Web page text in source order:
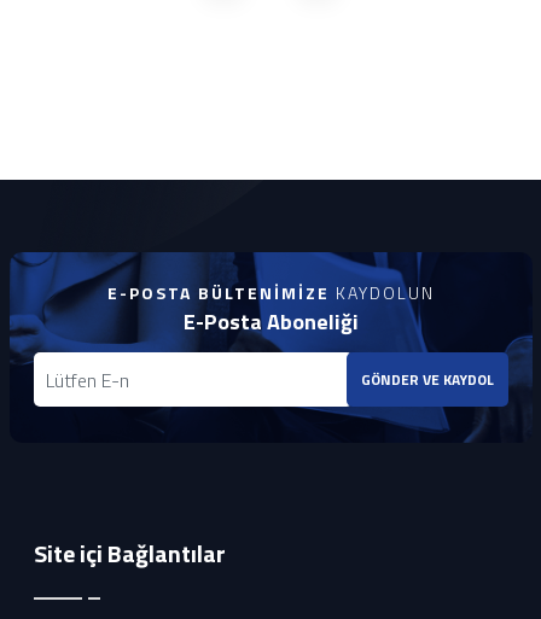
E-POSTA BÜLTENIMIZE KAYDOLUN
E-Posta Aboneliği
GÖNDER VE KAYDOL
Site içi Bağlantılar